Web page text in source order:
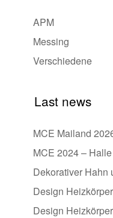
APM
Messing
Verschiedene
Last news
MCE Mailand
MCE 2024 –
Dekorativer Hahn
Design
Design